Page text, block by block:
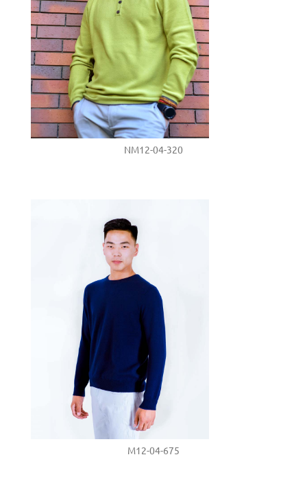
NM12-04-320
M12-04-675